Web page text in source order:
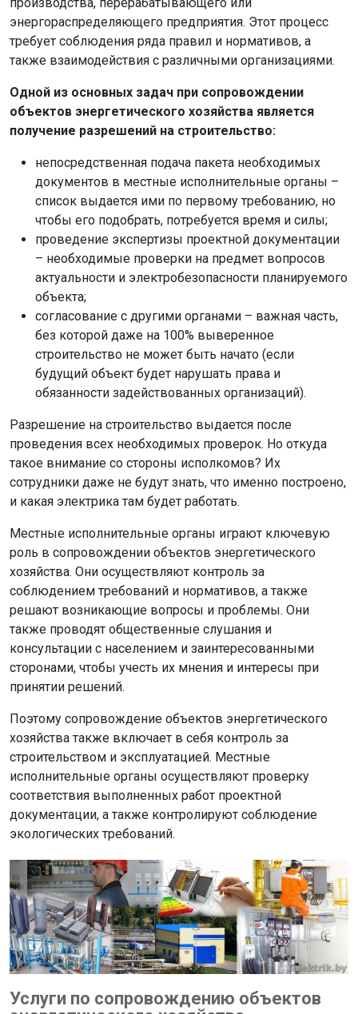
энергораспределяющего предприятия. Этот процесс
требует соблюдения ряда правил и нормативов, а
также взаимодействия с различными организациями.
Одной из основных задач при сопровождении
объектов энергетического хозяйства является
получение разрешений на строительство:
непосредственная подача пакета необходимых
документов в местные исполнительные органы –
список выдается ими по первому требованию, но
чтобы его подобрать, потребуется время и силы;
проведение экспертизы проектной документации
– необходимые проверки на предмет вопросов
актуальности и электробезопасности планируемого
объекта;
согласование с другими органами – важная часть,
без которой даже на 100% выверенное
строительство не может быть начато (если
будущий объект будет нарушать права и
обязанности задействованных организаций).
Разрешение на строительство выдается после
проведения всех необходимых проверок. Но откуда
такое внимание со стороны исполкомов? Их
сотрудники даже не будут знать, что именно построено,
и какая электрика там будет работать.
Местные исполнительные органы играют ключевую
роль в сопровождении объектов энергетического
хозяйства. Они осуществляют контроль за
соблюдением требований и нормативов, а также
решают возникающие вопросы и проблемы. Они
также проводят общественные слушания и
консультации с населением и заинтересованными
сторонами, чтобы учесть их мнения и интересы при
принятии решений.
Поэтому сопровождение объектов энергетического
хозяйства также включает в себя контроль за
строительством и эксплуатацией. Местные
исполнительные органы осуществляют проверку
соответствия выполненных работ проектной
документации, а также контролируют соблюдение
экологических требований.
Услуги по сопровождению объектов